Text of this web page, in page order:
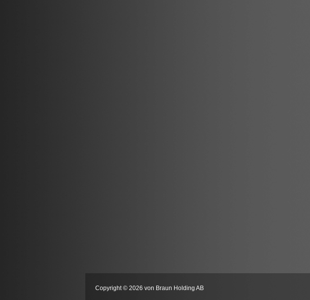
Copyright © 2026 von Braun Holding AB